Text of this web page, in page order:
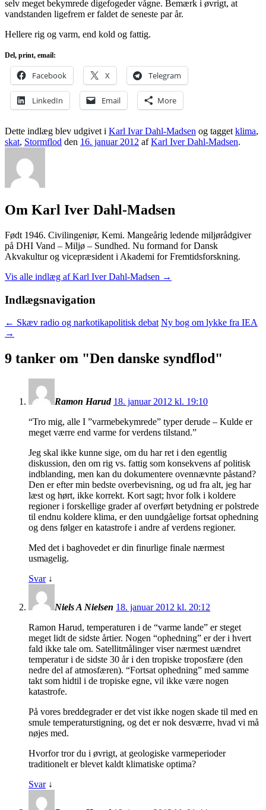
selv meget bekymrede digefogeder vågne. Bemærk i øvrigt, at
vandstanden ligefrem er faldet de seneste par år.
Hellere rig og varm, end kold og fattig.
Del, print, email:
Facebook X Telegram
LinkedIn Email More
Dette indlæg blev udgivet i Karl Ivar Dahl-Madsen og tagget klima,
skat, Stormflod den 16. januar 2012 afKarl Iver Dahl-Madsen.
Om Karl Iver Dahl-Madsen
Født 1946. Civilingeniør, Kemi. Mangeårig ledende miljørådgiver
på DHI Vand – Miljø – Sundhed. Nu formand for Dansk
Akvakultur og vicepræsident i Akademi for Fremtidsforskning.
Vis alle indlæg af Karl Iver Dahl-Madsen →
Indlægsnavigation
← Skæv radio og narkotikapolitisk debat Ny bog om lykke fra IEA
→
9 tanker om "Den danske syndflod"
Ramon Harud 18. januar 2012 kl. 19:10
“Tro mig, alle I ”varmebekymrede” typer derude – Kulde er
meget værre end varme for verdens tilstand.”
Jeg skal ikke kunne sige, om du har ret i den egentlig
diskussion, den om rig vs. fattig som konsekvens af politisk
indblanding, men kan du dokumentere ovennævnte påstand?
Den er efter min bedste overbevisning, og ud fra alt, jeg har
læst og hørt, ikke korrekt. Kort sagt; hvor folk i koldere
regioner i forskellige grader af overført betydning er polstrede
til endnu koldere klima, er den uundgåelige fortsat ophedning
og dens følger en katastrofe i andre af verdens regioner.
Med det i baghovedet er din finurlige finale nærmest
usmagelig.
Svar ↓
Niels A Nielsen 18. januar 2012 kl. 20:12
Ramon Harud, temperaturen i de “varme lande” er steget
meget lidt de sidste årtier. Nogen “ophedning” er der i hvert
fald ikke tale om. Satellitmålinger viser nærmest uændret
temperatur i de sidste 30 år i den tropiske troposfære (den
nedre del af atmosfæren). “Fortsat ophedning” med samme
takt som hidtil i de tropiske egne, vil ikke være nogen
katastrofe.
På vores breddegrader er det vist ikke nogen skade til med en
smule temperaturstigning, og det er nok desværre, hvad vi må
nøjes med.
Hvorfor tror du i øvrigt, at geologiske varmeperioder
traditionelt er blevet kaldt klimatiske optima?
Svar ↓